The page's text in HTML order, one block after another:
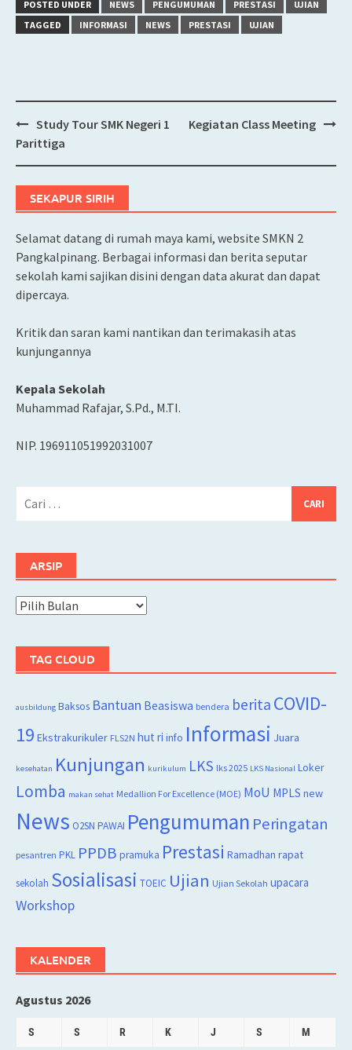
POSTED UNDER NEWS PENGUMUMAN PRESTASI
UJIAN
TAGGED
INFORMASI NEWS PRESTASI UJIAN
Post
navigation
Study Tour SMK Negeri 1
Parittiga
Kegiatan Class Meeting
SEKAPUR SIRIH
Selamat datang di rumah maya kami, website SMKN 2
Pangkalpinang. Berbagai informasi dan berita seputar
sekolah kami sajikan disini dengan data akurat dan dapat
dipercaya.
Kritik dan saran kami nantikan dan terimakasih atas
kunjungannya
Kepala Sekolah
Muhammad Rafajar, S.Pd., M.TI.
NIP. 196911051992031007
ARSIP
Arsip
TAG CLOUD
ausbildung Baksos Bantuan Beasiswa bendera berita COVID-
19 Ekstrakurikuler FLS2N hut ri info Informasi Juara
kesehatan Kunjungan kurikulum LKS lks 2025 LKS Nasional Loker
Lomba makan sehat Medallion For Excellence (MOE) MoU MPLS new
News O2SN PAWAI Pengumuman Peringatan
pesantren PKL PPDB pramuka Prestasi Ramadhan rapat
sekolah Sosialisasi TOEIC Ujian Ujian Sekolah upacara
Workshop
KALENDER
Agustus 2026
S S R K J S M